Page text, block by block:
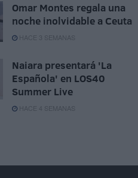
Omar Montes regala una
noche inolvidable a Ceuta
HACE 3 SEMANAS
Naiara presentará 'La
Española' en LOS40
Summer Live
HACE 4 SEMANAS